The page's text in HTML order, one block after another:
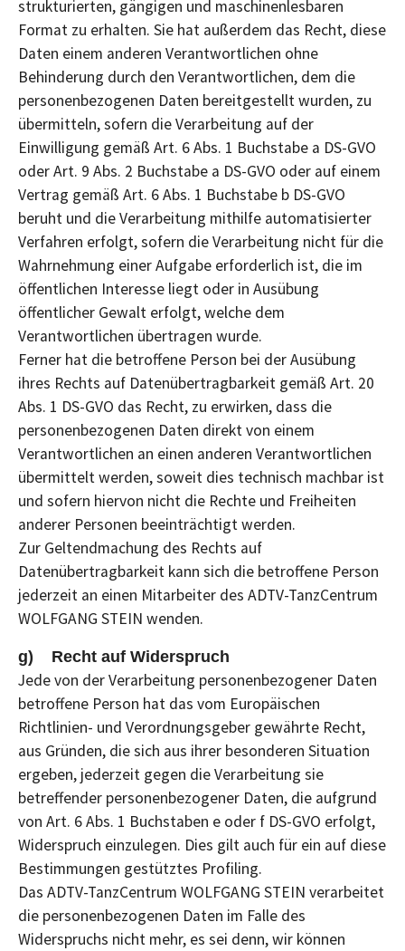
strukturierten, gängigen und maschinenlesbaren
Format zu erhalten. Sie hat außerdem das Recht, diese
Daten einem anderen Verantwortlichen ohne
Behinderung durch den Verantwortlichen, dem die
personenbezogenen Daten bereitgestellt wurden, zu
übermitteln, sofern die Verarbeitung auf der
Einwilligung gemäß Art. 6 Abs. 1 Buchstabe a DS-GVO
oder Art. 9 Abs. 2 Buchstabe a DS-GVO oder auf einem
Vertrag gemäß Art. 6 Abs. 1 Buchstabe b DS-GVO
beruht und die Verarbeitung mithilfe automatisierter
Verfahren erfolgt, sofern die Verarbeitung nicht für die
Wahrnehmung einer Aufgabe erforderlich ist, die im
öffentlichen Interesse liegt oder in Ausübung
öffentlicher Gewalt erfolgt, welche dem
Verantwortlichen übertragen wurde.
Ferner hat die betroffene Person bei der Ausübung
ihres Rechts auf Datenübertragbarkeit gemäß Art. 20
Abs. 1 DS-GVO das Recht, zu erwirken, dass die
personenbezogenen Daten direkt von einem
Verantwortlichen an einen anderen Verantwortlichen
übermittelt werden, soweit dies technisch machbar ist
und sofern hiervon nicht die Rechte und Freiheiten
anderer Personen beeinträchtigt werden.
Zur Geltendmachung des Rechts auf
Datenübertragbarkeit kann sich die betroffene Person
jederzeit an einen Mitarbeiter des ADTV-TanzCentrum
WOLFGANG STEIN wenden.
g) Recht auf Widerspruch
Jede von der Verarbeitung personenbezogener Daten
betroffene Person hat das vom Europäischen
Richtlinien- und Verordnungsgeber gewährte Recht,
aus Gründen, die sich aus ihrer besonderen Situation
ergeben, jederzeit gegen die Verarbeitung sie
betreffender personenbezogener Daten, die aufgrund
von Art. 6 Abs. 1 Buchstaben e oder f DS-GVO erfolgt,
Widerspruch einzulegen. Dies gilt auch für ein auf diese
Bestimmungen gestütztes Profiling.
Das ADTV-TanzCentrum WOLFGANG STEIN verarbeitet
die personenbezogenen Daten im Falle des
Widerspruchs nicht mehr, es sei denn, wir können